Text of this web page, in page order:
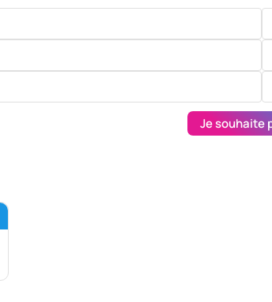
Je souhaite